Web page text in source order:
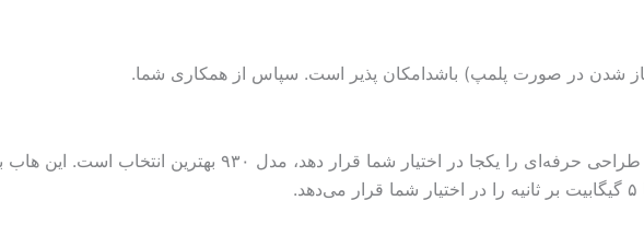
شدن در صورت پلمپ) باشدامکان پذیر است. سپاس از همکاری شما.